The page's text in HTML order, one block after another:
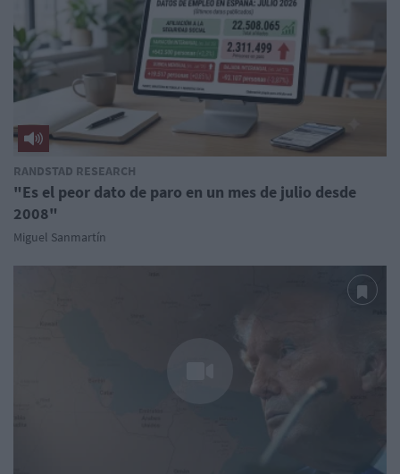
RANDSTAD RESEARCH
"Es el peor dato de paro en un mes de julio desde
2008"
Miguel Sanmartín